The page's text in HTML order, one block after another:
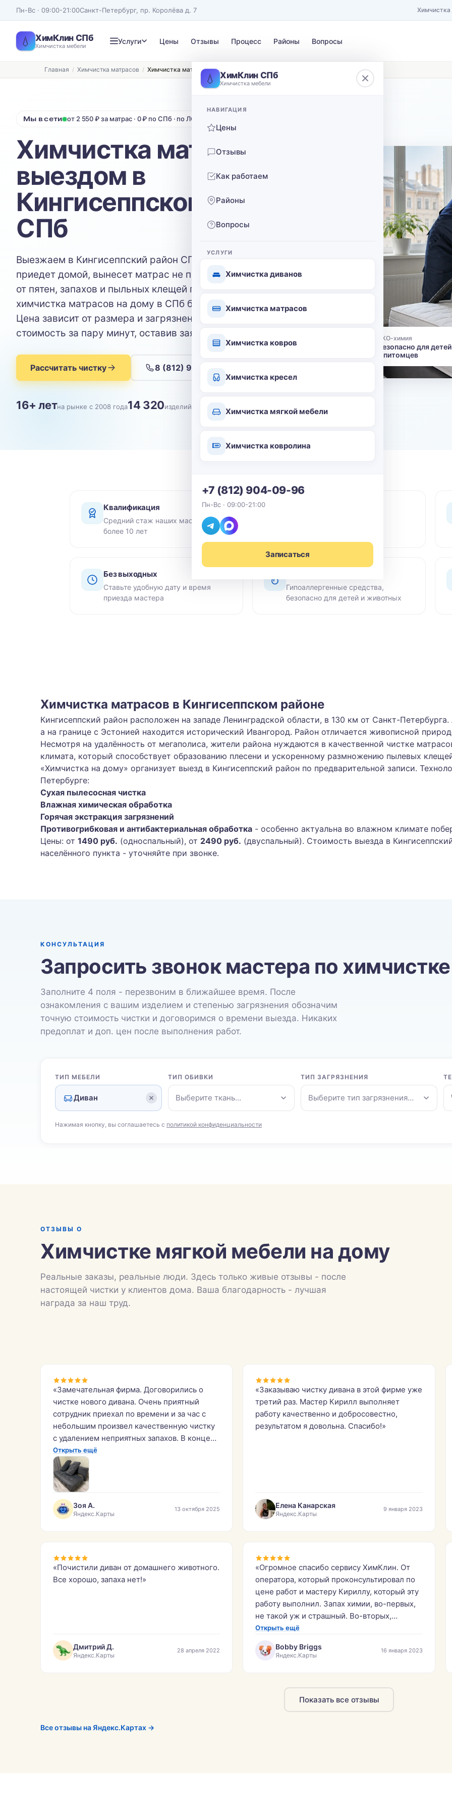
Пн-Вс · 09:00-21:00Санкт-Петербург, пр. Королёва д. 7 Химчистка
💧 ХимКлин СПб
Химчистка мебели
Услуги Цены Отзывы Процесс Районы Вопросы
Записаться на химчистку
Диван Выберите ткань…
Нажимая кнопку, вы соглашаетесь с политикой конфиденциальности
💧 ХимКлин СПб
Химчистка мебели
НАВИГАЦИЯ
Цены
Отзывы
Как работаем
Районы
Вопросы
УСЛУГИ
Химчистка диванов
Химчистка матрасов
Химчистка ковров
Химчистка кресел
Химчистка мягкой мебели
Химчистка ковролина
+7 (812) 904-09-96
Пн-Вс · 09:00-21:00
Записаться
Главная Химчистка матрасов Химчистка матрасов с выездом в Кингисеппском районе в СПб
Мы в сети от 2 550 ₽ за матрас · 0 ₽ по СПб · по ЛО 40 ₽/км от КАД
Химчистка матрасов с
выездом в
Кингисеппском районе в
СПб
Выезжаем в Кингисеппский район СПб - мастер
приедет домой, вынесет матрас не придётся. Чистим
от пятен, запахов и пыльных клещей прямо на месте:
химчистка матрасов на дому в СПб без лишних хлопот.
Цена зависит от размера и загрязнения - узнайте
стоимость за пару минут, оставив заявку.
Рассчитать чистку 8 (812) 904-09-96
16+ летна рынке с 2008 года14 320изделий почищено
ЭКО-химия
Безопасно для детей
и питомцев
Квалификация
Средний стаж наших мастеров -
более 10 лет
Без выходных
Ставьте удобную дату и время
приезда мастера
Гипоаллергенные средства,
безопасно для детей и животных
Химчистка матрасов в Кингисеппском районе
Кингисеппский район расположен на западе Ленинградской области, в 130 км от Санкт-
а на границе с Эстонией находится исторический Ивангород. Район отличается живописной
Несмотря на удалённость от мегаполиса, жители района нуждаются в качественной чистке
климата, который способствует образованию плесени и ускоренному размножению пылевых
«Химчистка на дому» организует выезд в Кингисеппский район по предварительной записи.
Петербурге:
Сухая пылесосная чистка
Влажная химическая обработка
Горячая экстракция загрязнений
Противогрибковая и антибактериальная обработка - особенно актуальна во влажном климате
Цены: от 1490 руб. (односпальный), от 2490 руб. (двуспальный). Стоимость выезда в
населённого пункта - уточняйте при звонке.
КОНСУЛЬТАЦИЯ
Запросить звонок мастера по химчистке
Заполните 4 поля - перезвоним в ближайшее время. После
ознакомления с вашим изделием и степенью загрязнения обозначим
точную стоимость чистки и договоримся о времени выезда. Никаких
предоплат и доп. цен после выполнения работ.
ТИП МЕБЕЛИ
Диван
ТИП ОБИВКИ
Выберите ткань…
ТИП ЗАГРЯЗНЕНИЯ
Выберите тип загрязнения…
Нажимая кнопку, вы соглашаетесь с политикой конфиденциальности
ОТЗЫВЫ О
Химчистке мягкой мебели на дому
Реальные заказы, реальные люди. Здесь только живые отзывы - после
настоящей чистки у клиентов дома. Ваша благодарность - лучшая
награда за наш труд.
«Замечательная фирма. Договорились о
чистке нового дивана. Очень приятный
сотрудник приехал по времени и за час с
небольшим произвел качественную чистку
с удалением неприятных запахов. В конце
процесса можно увидеть, какая грязная
вода после мытья! Это говорит о том, что
даже новые предметы мебели нуждаются в
мойке. Благодарю данную компанию,
Кирилла лично и рекомендую всем, кому
нужно качественное очищение
Открыть ещё
Зоя А.
Яндекс.Карты
13 октября 2025
«Заказываю чистку дивана в этой фирме уже
третий раз. Мастер Кирилл выполняет
работу качественно и добросовестно,
результатом я довольна. Спасибо!»
Елена Канарская
Яндекс.Карты
9 января 2023
«Почистили диван от домашнего животного.
Все хорошо, запаха нет!»
Дмитрий Д.
Яндекс.Карты
28 апреля 2022
«Огромное спасибо сервису ХимКлин. От
оператора, который проконсультировал по
цене работ и мастеру Кириллу, который эту
работу выполнил. Запах химии, во-первых,
не такой уж и страшный. Во-вторых,
выветривается спустя несколько часов.
— моча.»
Открыть ещё
Bobby Briggs
Яндекс.Карты
16 января 2023
Показать все отзывы
Все отзывы на Яндекс.Картах →